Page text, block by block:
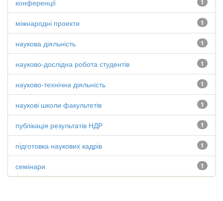
1
конференції
1
міжнародні проекти
1
наукова діяльність
1
науково-дослідна робота студентів
1
науково-технічна діяльність
1
наукові школи факультетів
1
публікація результатів НДР
1
підготовка наукових кадрів
1
семінари